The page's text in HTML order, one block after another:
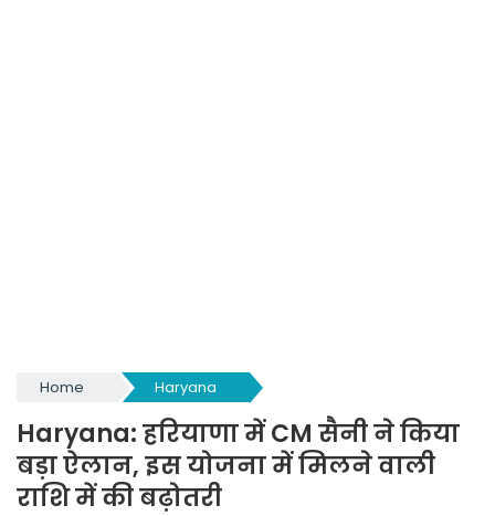
Home Haryana
Haryana: हरियाणा में CM सैनी ने किया
बड़ा ऐलान, इस योजना में मिलने वाली
राशि में की बढ़ोतरी